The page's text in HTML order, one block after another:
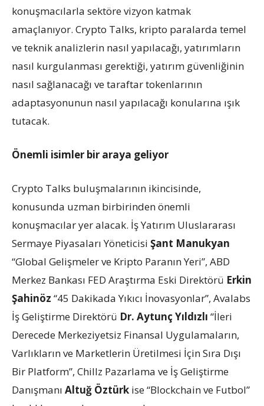
konuşmacılarla sektöre vizyon katmak
amaçlanıyor. Crypto Talks, kripto paralarda temel
ve teknik analizlerin nasıl yapılacağı, yatırımların
nasıl kurgulanması gerektiği, yatırım güvenliğinin
nasıl sağlanacağı ve taraftar tokenlarının
adaptasyonunun nasıl yapılacağı konularına ışık
tutacak.
Önemli isimler bir araya geliyor
Crypto Talks buluşmalarının ikincisinde,
konusunda uzman birbirinden önemli
konuşmacılar yer alacak. İş Yatırım Uluslararası
Sermaye Piyasaları Yöneticisi Şant Manukyan
“Global Gelişmeler ve Kripto Paranın Yeri”, ABD
Merkez Bankası FED Araştırma Eski Direktörü Erkin
Şahinöz “45 Dakikada Yıkıcı İnovasyonlar”, Avalabs
İş Geliştirme Direktörü Dr. Aytunç Yıldızlı “İleri
Derecede Merkeziyetsiz Finansal Uygulamaların,
Varlıkların ve Marketlerin Üretilmesi İçin Sıra Dışı
Bir Platform”, Chillz Pazarlama ve İş Geliştirme
Danışmanı Altuğ Öztürk ise “Blockchain ve Futbol”